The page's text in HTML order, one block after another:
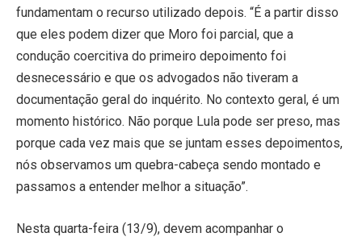
fundamentam o recurso utilizado depois. “É a partir disso
que eles podem dizer que Moro foi parcial, que a
condução coercitiva do primeiro depoimento foi
desnecessário e que os advogados não tiveram a
documentação geral do inquérito. No contexto geral, é um
momento histórico. Não porque Lula pode ser preso, mas
porque cada vez mais que se juntam esses depoimentos,
nós observamos um quebra-cabeça sendo montado e
passamos a entender melhor a situação”.
Nesta quarta-feira (13/9), devem acompanhar o